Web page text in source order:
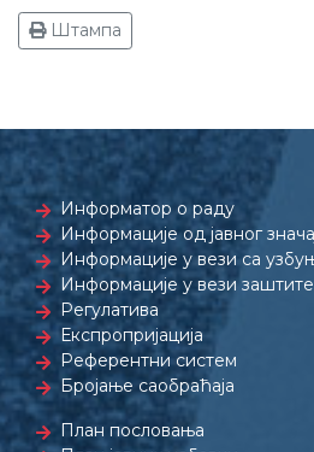
Штампа
Информатор о раду
Информације од јавног
Информације у вези са
Информације у вези
Регулатива
Експропријација
Референтни систем
Бројање саобраћаја
План пословања